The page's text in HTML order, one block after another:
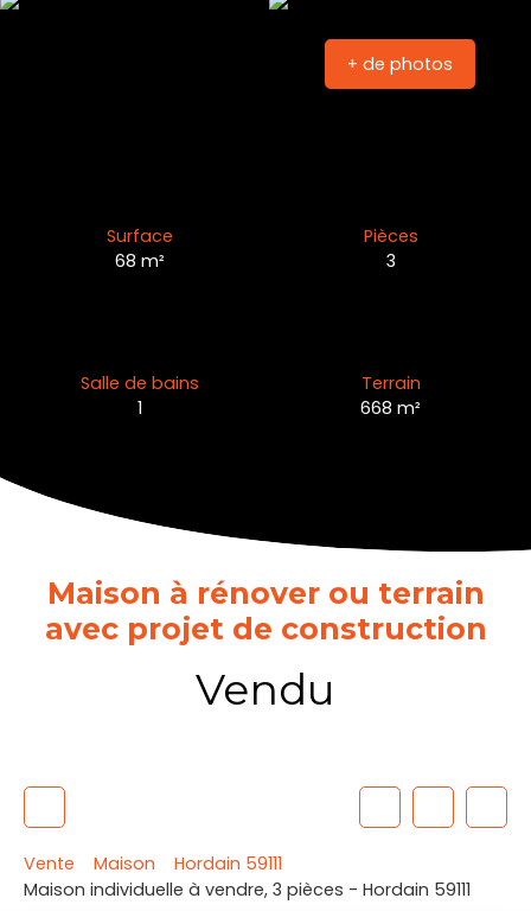
+ de photos
Surface
68m²
Pièces
3
Salle de bains
1
Terrain
668m²
Maison à rénover ou terrain
avec projet de construction
Vendu
Vente Maison
Hordain 59111
Maison individuelle à vendre, 3 pièces - Hordain 59111